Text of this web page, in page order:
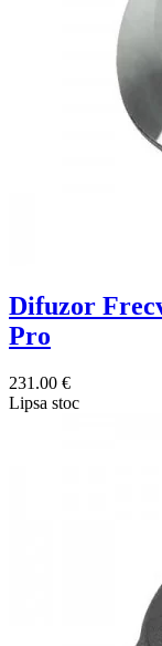
Difuzor
Pro
231.00 €
Lipsa stoc